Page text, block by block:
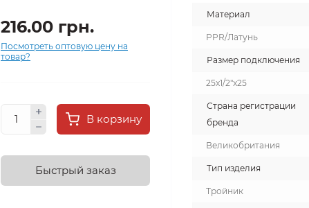
216.00 грн.
Посмотреть оптовую цену на
товар?
В корзину
Быстрый заказ
Материал
PPR/Латунь
Размер подключения
25x1/2"x25
Страна регистрации
бренда
Великобритания
Тип изделия
Тройник